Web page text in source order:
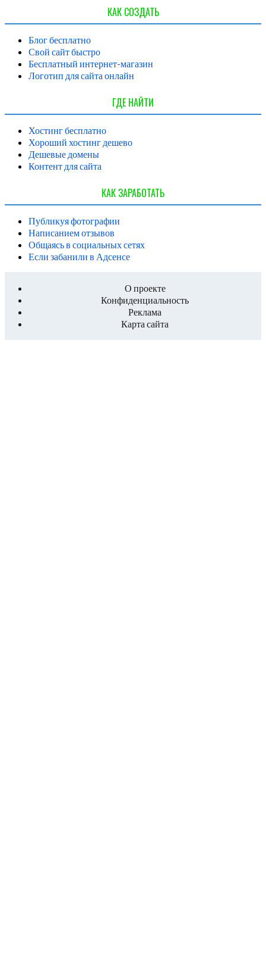
КАК СОЗДАТЬ
Блог бесплатно
Свой сайт быстро
Бесплатный интернет-магазин
Логотип для сайта онлайн
ГДЕ НАЙТИ
Хостинг бесплатно
Хороший хостинг дешево
Дешевые домены
Контент для сайта
КАК ЗАРАБОТАТЬ
Публикуя фотографии
Написанием отзывов
Общаясь в социальных сетях
Если забанили в Адсенсе
О проекте
Конфиденциальность
Реклама
Карта сайта